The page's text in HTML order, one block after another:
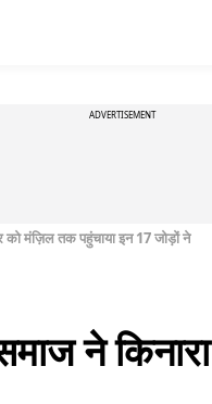
ADVERTISEMENT
को मंज़िल तक पहुंचाया इन 17 जोड़ों ने
ने